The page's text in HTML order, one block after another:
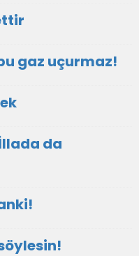
gaz uçurmaz!
da